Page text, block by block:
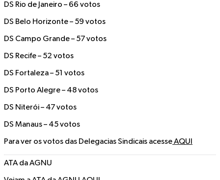
DS Rio de Janeiro – 66 votos
DS Belo Horizonte – 59 votos
DS Campo Grande – 57 votos
DS Recife – 52 votos
DS Fortaleza – 51 votos
DS Porto Alegre – 48 votos
DS Niterói – 47 votos
DS Manaus – 45 votos
Para ver os votos das Delegacias Sindicais acesseAQUI
ATA da AGNU